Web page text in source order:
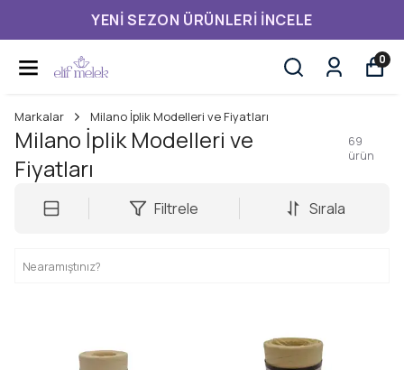
YENI SEZON ÜRÜNLERI İNCELE
0
Markalar Milano İplik Modelleri ve Fiyatları
Milano İplik Modelleri ve
Fiyatları
69
ürün
Filtrele Sırala